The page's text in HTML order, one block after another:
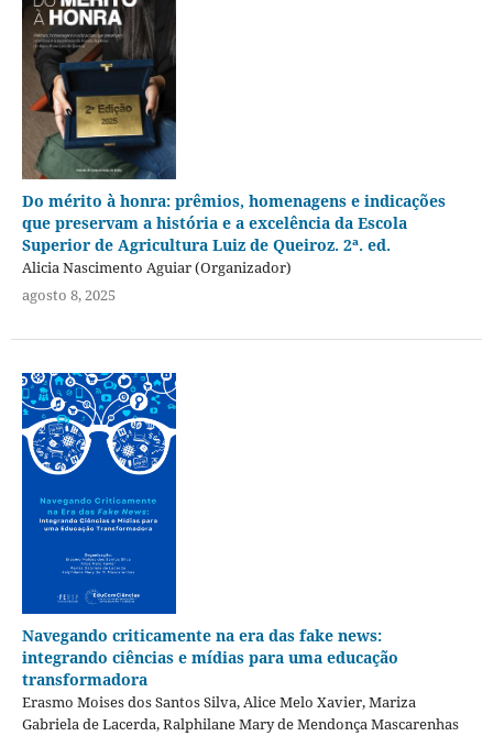
Do mérito à honra: prêmios, homenagens e indicações
que preservam a história e a excelência da Escola
Superior de Agricultura Luiz de Queiroz. 2ª. ed.
Alicia Nascimento Aguiar (Organizador)
agosto 8, 2025
Navegando criticamente na era das fake news:
integrando ciências e mídias para uma educação
transformadora
Erasmo Moises dos Santos Silva, Alice Melo Xavier, Mariza
Gabriela de Lacerda, Ralphilane Mary de Mendonça Mascarenhas